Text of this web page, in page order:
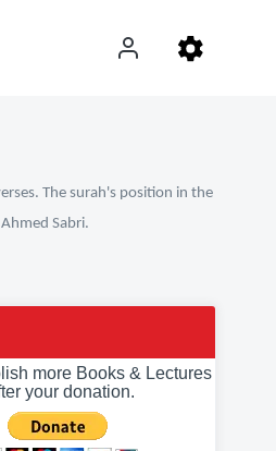
The surah's position in the
Sabri.
more Books & Lectures
your donation.